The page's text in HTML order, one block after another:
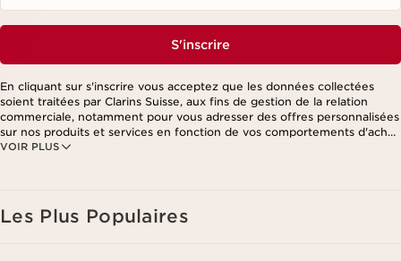
S'inscrire
VOIR PLUS
En cliquant sur s'inscrire vous acceptez que les données collectées
soient traitées par Clarins Suisse, aux fins de gestion de la relation
commerciale, notamment pour vous adresser des offres personnalisées
sur nos produits et services en fonction de vos comportements d'achat,
de vos habitudes et/ou de vos centres d'intérêts, y compris par
Ces informations sont traitées par Clarins et ses prestataires pour le
traitement de votre commande, à des fins de gestion de la relation
Les Plus Populaires